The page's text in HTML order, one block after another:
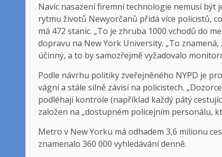
Navíc nasazení firemní technologie nemusí být
rytmu životů Newyorčanů přidá více policistů,
má 472 stanic. „To je zhruba 1000 vchodů do
dopravu na New York University. „To
účinný, a to by samozřejmě vyžadovalo
Podle návrhu politiky zveřejněného NYPD je
vágní a stále silně závisí na policistech.
podléhají kontrole (například každý pátý
založen na „dostupném policejním personálu,
Metro v New Yorku má odhadem 3,6 milionu
znamenalo 360 000 vyhledávání denně.